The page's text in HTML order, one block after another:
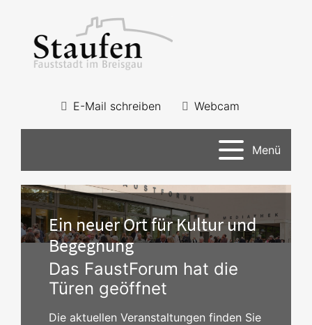
E-Mail schreiben Webcam
Menü
Ein neuer Ort für Kultur und
Begegnung
Das FaustForum hat die
Türen geöffnet
Die aktuellen Veranstaltungen finden Sie